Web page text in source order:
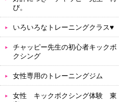
び。
いろいろなトレーニングクラス♥
チャッピー先生の初心者キックボ
クシング
女性専用のトレーニングジム
女性 キックボクシング体験 東